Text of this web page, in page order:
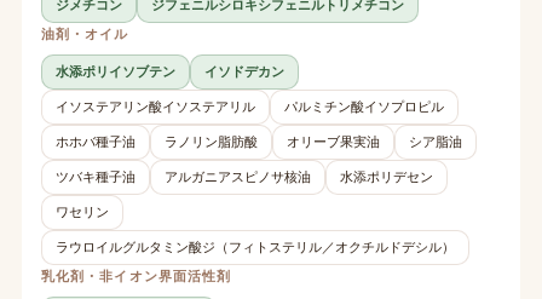
ジメチコン
ジフェニルシロキシフェニルトリメチコン
油剤・オイル
水添ポリイソブテン イソドデカン
イソステアリン酸イソステアリル パルミチン酸イソプロピル
ホホバ種子油 ラノリン脂肪酸 オリーブ果実油 シア脂油
ツバキ種子油 アルガニアスピノサ核油 水添ポリデセン
ワセリン
ラウロイルグルタミン酸ジ（フィトステリル／オクチルドデシル）
乳化剤・非イオン界面活性剤